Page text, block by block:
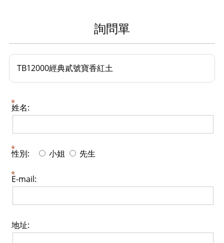
詢問單
TB12000經典貳號寶香紅土
姓名:
性別: 小姐 先生
E-mail:
地址: